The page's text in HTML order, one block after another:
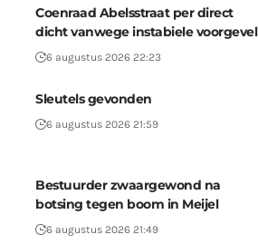
Coenraad Abelsstraat per direct
dicht vanwege instabiele voorgevel
6 augustus 2026 22:23
Sleutels gevonden
6 augustus 2026 21:59
Bestuurder zwaargewond na
botsing tegen boom in Meijel
6 augustus 2026 21:49